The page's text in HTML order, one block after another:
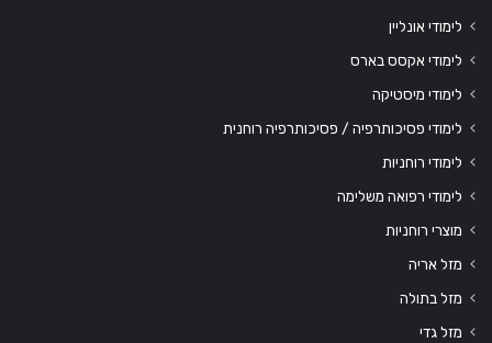
לימודי אונליין
לימודי אקסס בארס
לימודי מיסטיקה
לימודי פסיכותרפיה / פסיכותרפיה רוחנית
לימודי רוחניות
לימודי רפואה משלימה
מוצרי רוחניות
מזל אריה
מזל בתולה
מזל גדי